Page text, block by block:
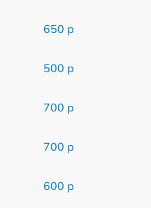
650 р
500 р
700 р
700 р
600 р